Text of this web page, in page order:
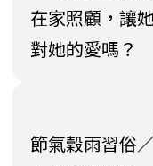
在家照顧，讓
對她的愛嗎？
節氣穀雨習俗